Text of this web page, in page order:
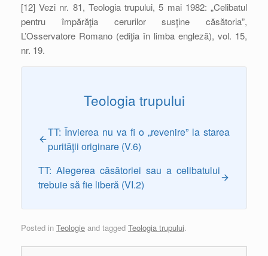
[12] Vezi nr. 81, Teologia trupului, 5 mai 1982: „Celibatul
pentru împărăţia cerurilor susţine căsătoria”,
L’Osservatore Romano (ediţia în limba engleză), vol. 15,
nr. 19.
Teologia trupului
TT: Învierea nu va fi o „revenire” la starea
purităţii originare (V.6)
TT: Alegerea căsătoriei sau a celibatului
trebuie să fie liberă (VI.2)
Posted in Teologie and tagged Teologia trupului.